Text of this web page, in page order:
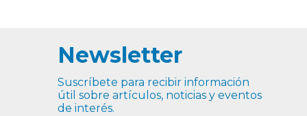
Newsletter
Suscríbete para recibir información
útil sobre artículos, noticias y eventos
de interés.